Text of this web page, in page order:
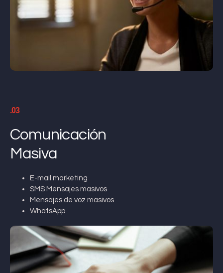
.03
Comunicación
Masiva
E-mail marketing
SMS Mensajes masivos
Mensajes de voz masivos
WhatsApp